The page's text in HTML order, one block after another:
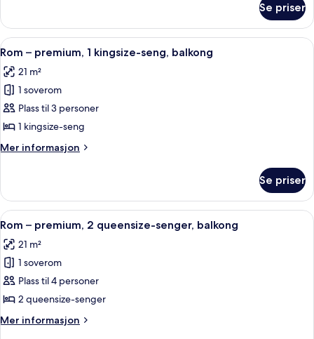
Accessible)
2
queensize-
senger
(Hearing
Accessible)
Se priser
Åpne
alle
bildene
av
Rom
–
premium,
1
seng,
balkong
Sengetøy av topp kvalitet, dundyner
6
Rom – premium, 1 kingsize-seng, balkong
21 m²
1 soverom
Plass til 3 personer
1 kingsize-seng
Mer informasjon
Mer
–
premium,
1
kingsize-
seng,
balkong
Se priser
Åpne
alle
bildene
av
Rom
–
premium,
2
Sengetøy av topp kvalitet, dundyner
4
Rom – premium, 2 queensize-senger, balkong
21 m²
1 soverom
Plass til 4 personer
2 queensize-senger
Mer informasjon
Mer